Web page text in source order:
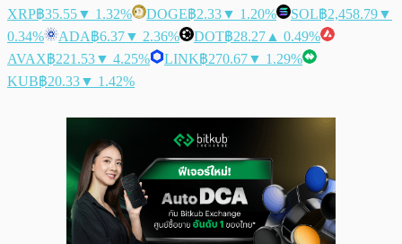
XRP฿35.55▼ 1.32% DOGE฿2.33▼ 1.20% SOL฿2,458.79▼
0.34%
ADA฿6.37▼ 2.36% DOT฿28.27 ▲ 0.49%
AVAX฿221.53▼ 4.25% LINK฿270.67▼ 1.29%
KUB฿20.33▼ 1.42%